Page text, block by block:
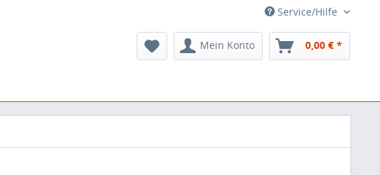
Service/Hilfe
Mein Konto 0,00 € *